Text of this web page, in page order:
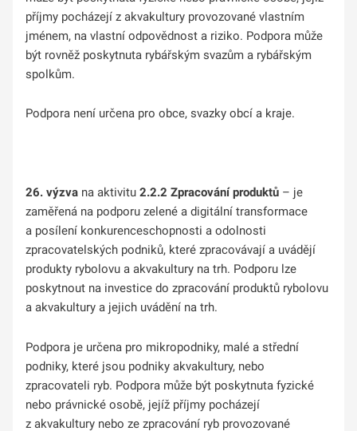
příjmy pocházejí z akvakultury provozované vlastním
jménem, na vlastní odpovědnost a riziko. Podpora může
být rovněž poskytnuta rybářským svazům a rybářským
spolkům.
Podpora není určena pro obce, svazky obcí a kraje.
26. výzva na aktivitu 2.2.2 Zpracování produktů – je
zaměřená na podporu zelené a digitální transformace
a posílení konkurenceschopnosti a odolnosti
zpracovatelských podniků, které zpracovávají a uvádějí
produkty rybolovu a akvakultury na trh. Podporu lze
poskytnout na investice do zpracování produktů rybolovu
a akvakultury a jejich uvádění na trh.
Podpora je určena pro mikropodniky, malé a střední
podniky, které jsou podniky akvakultury, nebo
zpracovateli ryb. Podpora může být poskytnuta fyzické
nebo právnické osobě, jejíž příjmy pocházejí
z akvakultury nebo ze zpracování ryb provozované